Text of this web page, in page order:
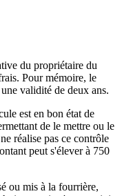
du propriétaire du
Pour mémoire, le
validité de deux ans.
est en bon état de
de le mettre ou le
réalise pas ce contrôle
peut s'élever à 750
ou mis à la fourrière,